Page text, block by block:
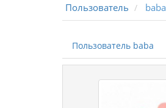
Пользователь baba
Пользователь baba